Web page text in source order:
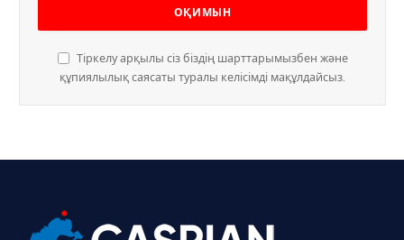
Тіркелу арқылы сіз біздің шарттарымызбен және
құпиялылық саясаты туралы келісімді мақұлдайсыз.